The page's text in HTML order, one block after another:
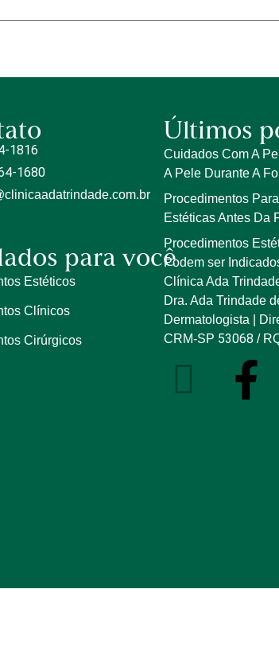
1816
1680
para você
Estéticos
Clínicos
Cirúrgicos
Últimos
Cuidados Com A
A Pele Durante A
Procedimentos
Estéticas Antes Da
Procedimentos
Podem ser
Clínica Ada
Dra. Ada Trindade
Dermatologista |
CRM-SP 53068/